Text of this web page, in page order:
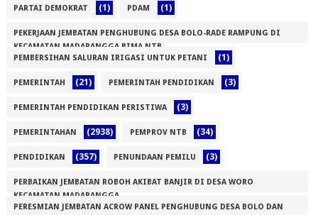
PARTAI DEMOKRAT (1) PDAM (1)
PEKERJAAN JEMBATAN PENGHUBUNG DESA BOLO-RADE RAMPUNG DI
KECAMATAN MADAPANGGA BIMA NTB
(1)PEMBERSIHAN SALURAN IRIGASI UNTUK PETANI (1)
PEMERINTAH (21) PEMERINTAH PENDIDIKAN (3)
PEMERINTAH PENDIDIKAN PERISTIWA (3)
PEMERINTAHAN (2938) PEMPROV NTB (34)
PENDIDIKAN (357) PENUNDAAN PEMILU (3)
PERBAIKAN JEMBATAN ROBOH AKIBAT BANJIR DI DESA WORO
KECAMATAN MADAPANGGA
(1)PERESMIAN JEMBATAN ACROW PANEL PENGHUBUNG DESA BOLO DAN